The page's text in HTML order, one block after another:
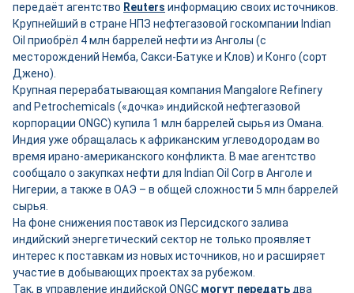
передаёт агентство Reuters информацию своих источников.
Крупнейший в стране НПЗ нефтегазовой госкомпании Indian
Oil приобрёл 4 млн баррелей нефти из Анголы (с
месторождений Немба, Сакси-Батуке и Клов) и Конго (сорт
Джено).
Крупная перерабатывающая компания Mangalore Refinery
and Petrochemicals («дочка» индийской нефтегазовой
корпорации ONGC) купила 1 млн баррелей сырья из Омана.
Индия уже обращалась к африканским углеводородам во
время ирано-американского конфликта. В мае агентство
сообщало о закупках нефти для Indian Oil Corp в Анголе и
Нигерии, а также в ОАЭ – в общей сложности 5 млн баррелей
сырья.
На фоне снижения поставок из Персидского залива
индийский энергетический сектор не только проявляет
интерес к поставкам из новых источников, но и расширяет
участие в добывающих проектах за рубежом.
Так, в управление индийской ONGC могут передать два